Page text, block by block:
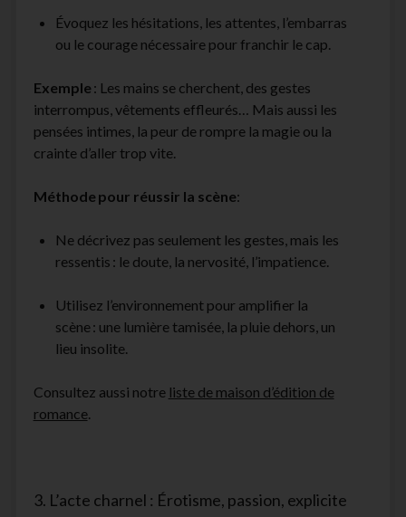
Évoquez les hésitations, les attentes, l’embarras
ou le courage nécessaire pour franchir le cap.
Exemple : Les mains se cherchent, des gestes
interrompus, vêtements effleurés… Mais aussi les
pensées intimes, la peur de rompre la magie ou la
crainte d’aller trop vite.
Méthode pour réussir la scène:
Ne décrivez pas seulement les gestes, mais les
ressentis : le doute, la nervosité, l’impatience.
Utilisez l’environnement pour amplifier la
scène : une lumière tamisée, la pluie dehors, un
lieu insolite.
Consultez aussi notre liste de maison d’édition de
romance.
3. L’acte charnel : Érotisme, passion, explicite